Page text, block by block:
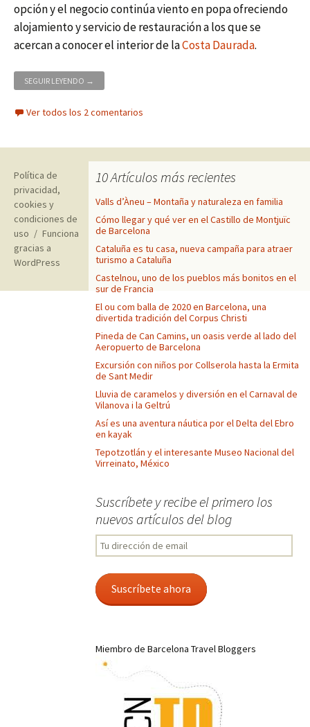
opción y el negocio continúa viento en popa ofreciendo
alojamiento y servicio de restauración a los que se
acercan a conocer el interior de laCosta Daurada.
SEGUIR LEYENDO HOSTAL SPORT, ENOLOGÍA Y RELAX EN EL PRIORAT
→
Ver todos los 2 comentarios
10 Artículos más recientes
Valls d’Àneu – Montaña y naturaleza en familia
Cómo llegar y qué ver en el Castillo de Montjuïc
de Barcelona
Cataluña es tu casa, nueva campaña para atraer
turismo a Cataluña
Castelnou, uno de los pueblos más bonitos en el
sur de Francia
El ou com balla de 2020 en Barcelona, una
divertida tradición del Corpus Christi
Pineda de Can Camins, un oasis verde al lado del
Aeropuerto de Barcelona
Excursión con niños por Collserola hasta la Ermita
de Sant Medir
Lluvia de caramelos y diversión en el Carnaval de
Vilanova i la Geltrú
Así es una aventura náutica por el Delta del Ebro
en kayak
Tepotzotlán y el interesante Museo Nacional del
Virreinato, México
Suscríbete y recibe el primero los
nuevos artículos del blog
Tu
dirección
email
Suscríbete ahora
Miembro de Barcelona Travel Bloggers
Política de
privacidad,
cookies y
condiciones de
uso
Funciona
gracias a
WordPress